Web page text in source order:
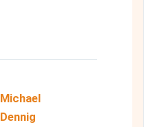
Michael
Dennig